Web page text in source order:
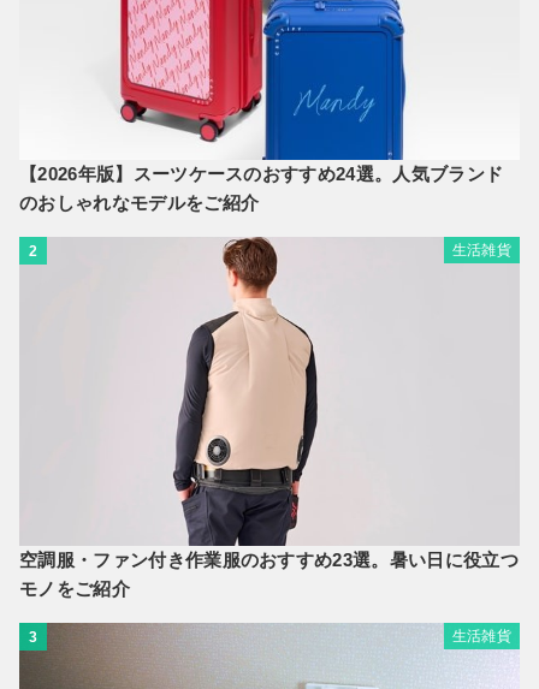
【2026年版】スーツケースのおすすめ24選。人気ブランド
のおしゃれなモデルをご紹介
2 生活雑貨
空調服・ファン付き作業服のおすすめ23選。暑い日に役立つ
モノをご紹介
3 生活雑貨